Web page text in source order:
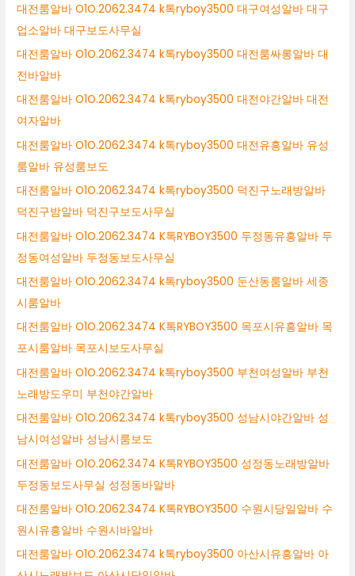
대전룸알바 O1O.2062.3474 k톡ryboy3500 대구여성알바 대구
업소알바 대구보도사무실
대전룸알바 O1O.2062.3474 k톡ryboy3500 대전룸싸롱알바 대
전바알바
대전룸알바 O1O.2062.3474 k톡ryboy3500 대전야간알바 대전
여자알바
대전룸알바 O1O.2062.3474 k톡ryboy3500 대전유흥알바 유성
룸알바 유성룸보도
대전룸알바 O1O.2062.3474 k톡ryboy3500 덕진구노래방알바
덕진구밤알바 덕진구보도사무실
대전룸알바 O1O.2062.3474 K톡RYBOY3500 두정동유흥알바 두
정동여성알바 두정동보도사무실
대전룸알바 O1O.2062.3474 k톡ryboy3500 둔산동룸알바 세종
시룸알바
대전룸알바 O1O.2062.3474 K톡RYBOY3500 목포시유흥알바 목
포시룸알바 목포시보도사무실
대전룸알바 O1O.2062.3474 k톡ryboy3500 부천여성알바 부천
노래방도우미 부천야간알바
대전룸알바 O1O.2062.3474 k톡ryboy3500 성남시야간알바 성
남시여성알바 성남시룸보도
대전룸알바 O1O.2062.3474 K톡RYBOY3500 성정동노래방알바
두정동보도사무실 성정동바알바
대전룸알바 O1O.2062.3474 K톡RYBOY3500 수원시당일알바 수
원시유흥알바 수원시바알바
대전룸알바 O1O.2062.3474 k톡ryboy3500 아산시유흥알바 아